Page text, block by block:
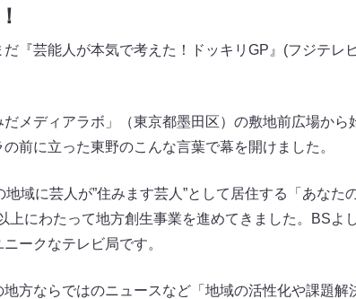
『芸能人が本気で考えた！ドッキリGP』(フジテレ
メディアラボ」（東京都墨田区）の敷地前広場から
前に立った東野のこんな言葉で幕を開けました。
域に芸人が”住みます芸人”として居住する「あなた
上にわたって地方創生事業を進めてきました。BSよ
ークなテレビ局です。
方ならではのニュースなど「地域の活性化や課題解